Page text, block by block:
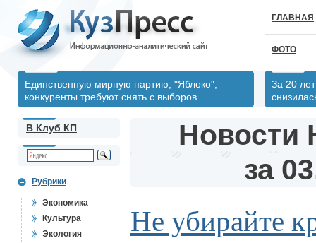
ГЛАВНАЯ
ФОТО
Единственную мирную партию, "Яблоко",
конкуренты требуют снять с выборов
За 20
В Клуб КП
Рубрики
Экономика
Культура
Экология
Новости
за
Не убирайте